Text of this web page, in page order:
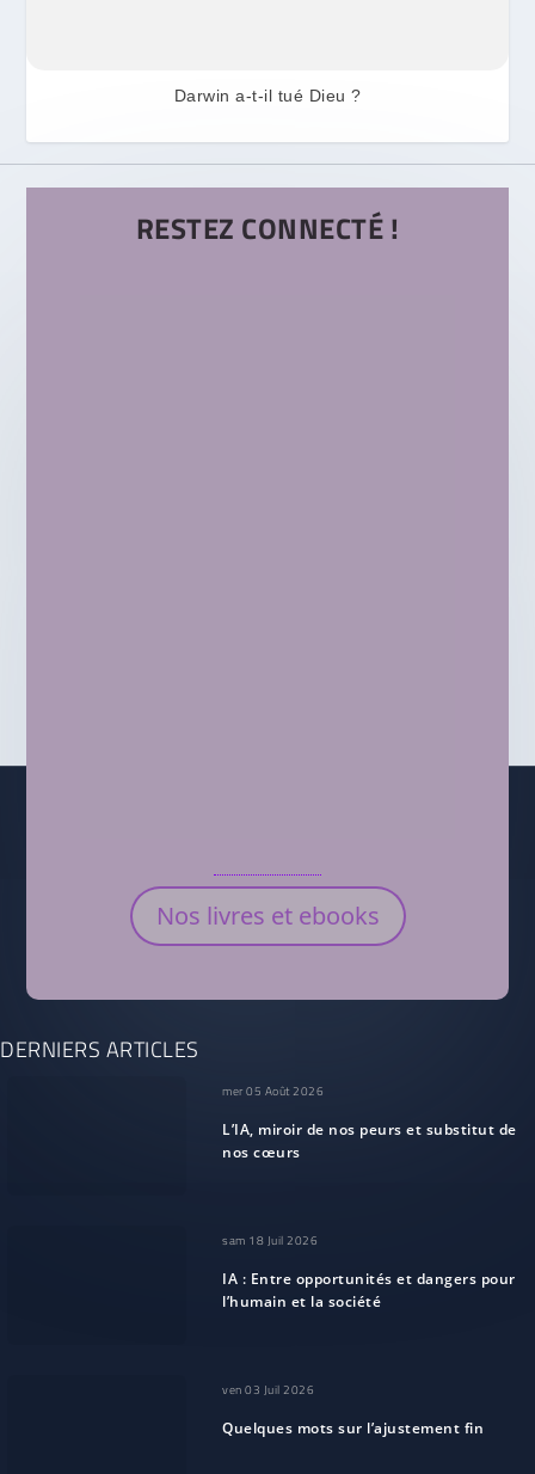
Darwin a-t-il tué Dieu ?
RESTEZ CONNECTÉ !
Nos livres et ebooks
DERNIERS ARTICLES
mer 05 Août 2026
L’IA, miroir de nos peurs et substitut de
nos cœurs
sam 18 Juil 2026
IA : Entre opportunités et dangers pour
l’humain et la société
ven 03 Juil 2026
Quelques mots sur l’ajustement fin